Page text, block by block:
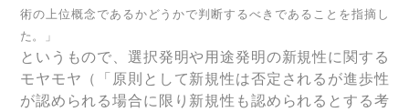
術の上位概念であるかどうかで判断するべきであることを指摘し
た。」
というもので、 選択発明や用途発明の新規性に関する
モヤモヤ（
「 原則として新規性は否定されるが進歩性
が認められる場合に限り新規性も認められるとする考